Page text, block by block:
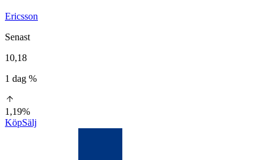
Ericsson
Senast
10,18
1 dag %
1,19%
KöpSälj